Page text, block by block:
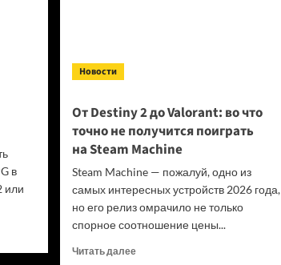
в
или
Новости
От Destiny 2 до Valorant: во что
точно не получится поиграть
на Steam Machine
Steam Machine — пожалуй, одно из
самых интересных устройств 2026 года,
но его релиз омрачило не только
спорное соотношение цены...
Читать далееПрочитать